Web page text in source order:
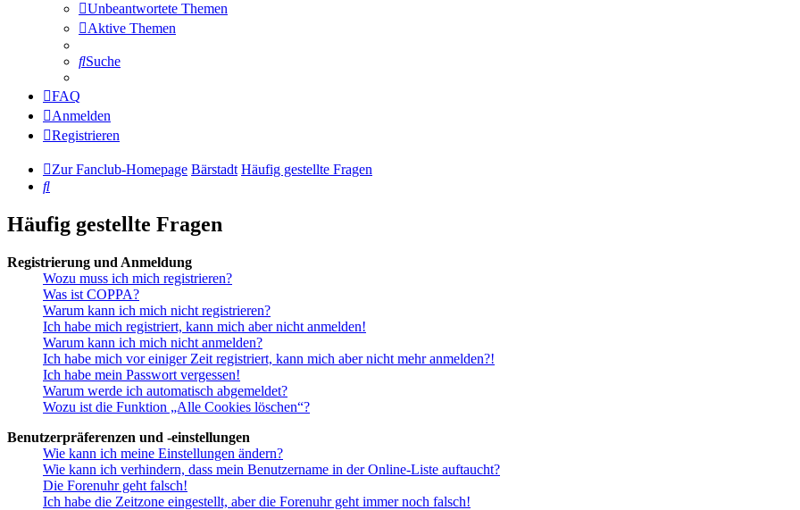
Unbeantwortete Themen
Aktive Themen
Suche
FAQ
Anmelden
Registrieren
Zur Fanclub-Homepage Bärstadt Häufig gestellte Fragen
Suche
Häufig gestellte Fragen
Registrierung und Anmeldung
Wozu muss ich mich registrieren?
Was ist COPPA?
Warum kann ich mich nicht registrieren?
Ich habe mich registriert, kann mich aber nicht anmelden!
Warum kann ich mich nicht anmelden?
Ich habe mich vor einiger Zeit registriert, kann mich aber nicht mehr anmelden?!
Ich habe mein Passwort vergessen!
Warum werde ich automatisch abgemeldet?
Wozu ist die Funktion „Alle Cookies löschen“?
Benutzerpräferenzen und -einstellungen
Wie kann ich meine Einstellungen ändern?
Wie kann ich verhindern, dass mein Benutzername in der Online-Liste auftaucht?
Die Forenuhr geht falsch!
Ich habe die Zeitzone eingestellt, aber die Forenuhr geht immer noch falsch!